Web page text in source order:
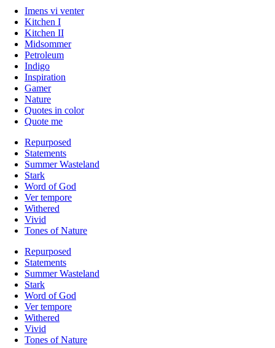
Imens vi venter
Kitchen I
Kitchen II
Midsommer
Petroleum
Indigo
Inspiration
Gamer
Nature
Quotes in color
Quote me
Repurposed
Statements
Summer Wasteland
Stark
Word of God
Ver tempore
Withered
Vivid
Tones of Nature
Repurposed
Statements
Summer Wasteland
Stark
Word of God
Ver tempore
Withered
Vivid
Tones of Nature